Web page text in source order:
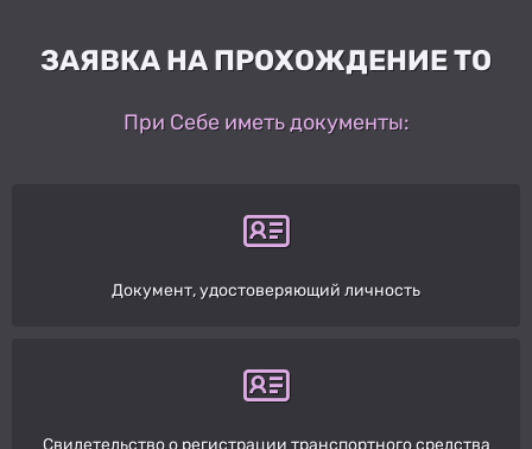
ЗАЯВКА НА ПРОХОЖДЕНИЕ ТО
При Себе иметь документы:
Документ, удостоверяющий личность
Свидетельство о регистрации транспортного средства